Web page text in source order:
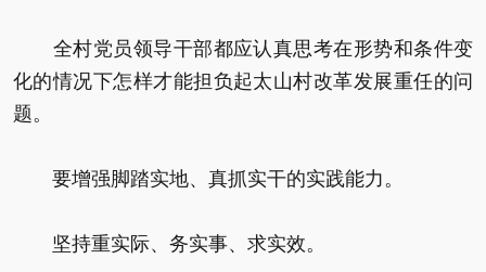
全村党员领导干部都应认真思考在形势和条件变
化的情况下怎样才能担负起太山村改革发展重任的问
题。
要增强脚踏实地、真抓实干的实践能力。
坚持重实际、务实事、求实效。